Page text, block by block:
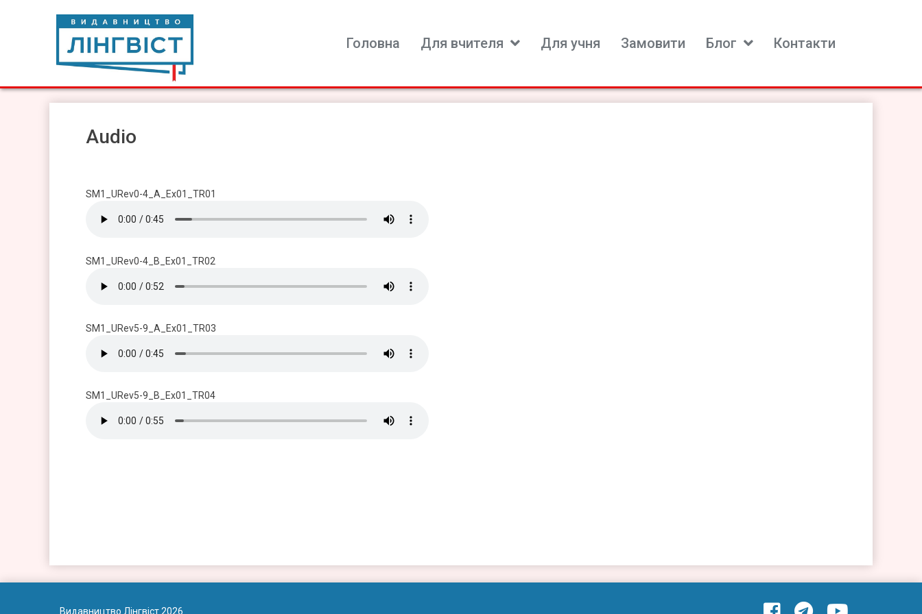
Видавництво Лінгвіст
Видавництво Лінгвіст – адаптація та створення видань для вивчення іноземних мов
Головна Для вчителя Для учня Замовити Блог Контакти
Audio
SM1_URev0-4_A_Ex01_TR01
SM1_URev0-4_B_Ex01_TR02
SM1_URev5-9_A_Ex01_TR03
SM1_URev5-9_B_Ex01_TR04
Видавництво Лінгвіст 2026